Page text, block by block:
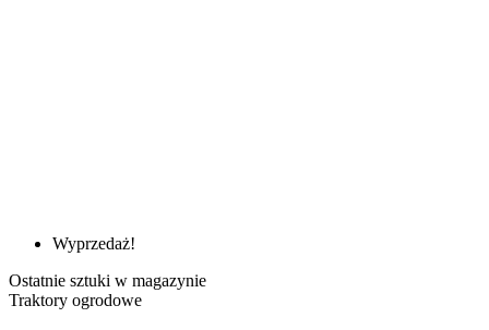
Wyprzedaż!
Ostatnie sztuki w magazynie
Traktory ogrodowe